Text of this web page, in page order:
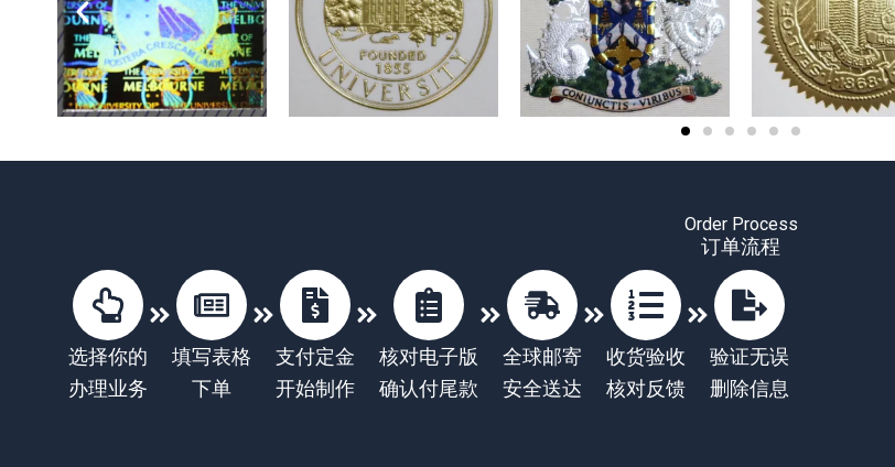
Order Process
订单流程
选择你的
办理业务
填写表格
下单
支付定金
开始制作
核对电子版
确认付尾款
全球邮寄
安全送达
收货验收
核对反馈
验证无误
删除信息